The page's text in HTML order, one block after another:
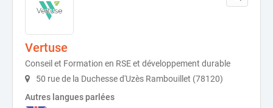
Vertuse
Conseil et Formation en RSE et développement durable
50 rue de la Duchesse d'Uzès Rambouillet (78120)
Autres langues parlées